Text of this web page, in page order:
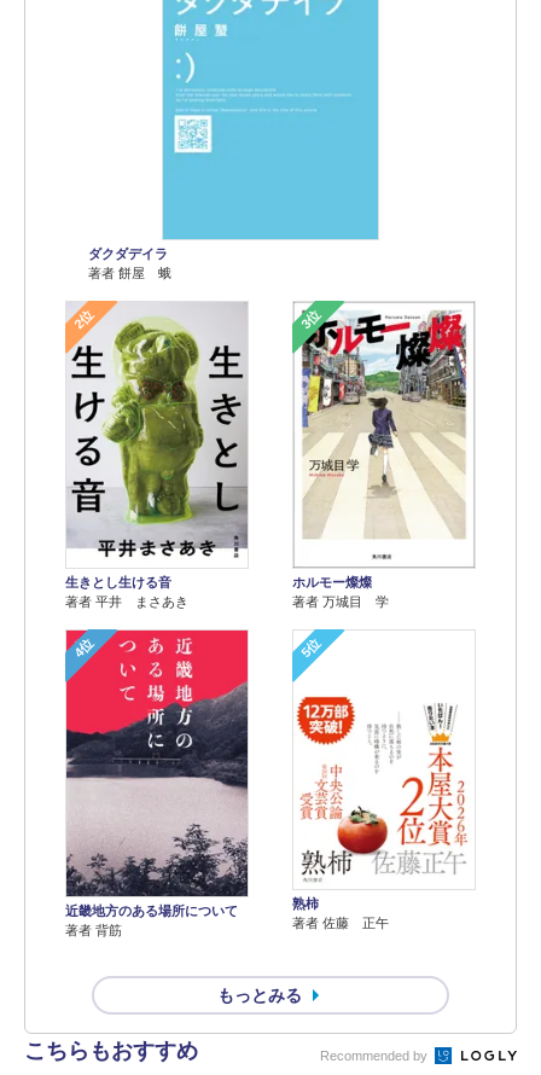
ダクダデイラ
著者 餅屋 蛾
2位
生きとし生ける音
著者 平井 まさあき
3位
ホルモー燦燦
著者 万城目 学
4位
近畿地方のある場所について
著者 背筋
5位
熟柿
著者 佐藤 正午
もっとみる
こちらもおすすめ Recommended by